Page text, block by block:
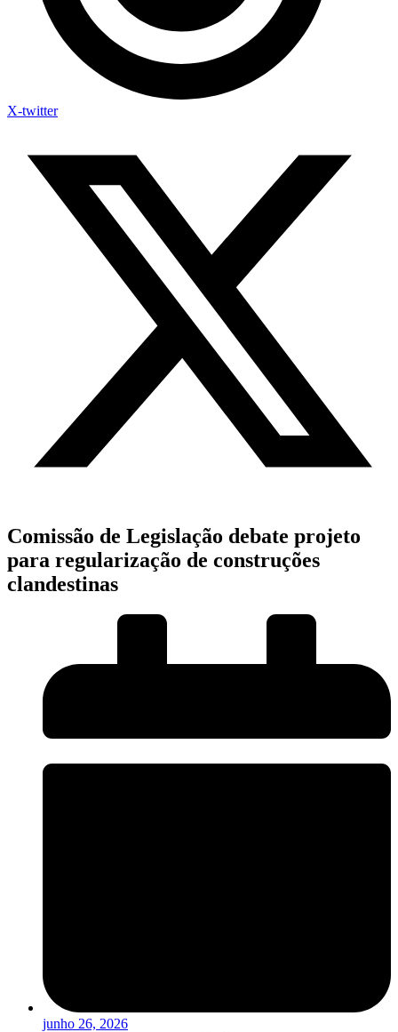
X-twitter
Comissão de Legislação debate projeto
para regularização de construções
clandestinas
junho 26, 2026